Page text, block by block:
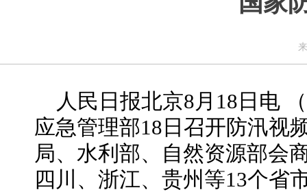
人民日报北京8月18日电
应急管理部18日召开防汛视
局、水利部、自然资源部会
四川、浙江、贵州等13个省